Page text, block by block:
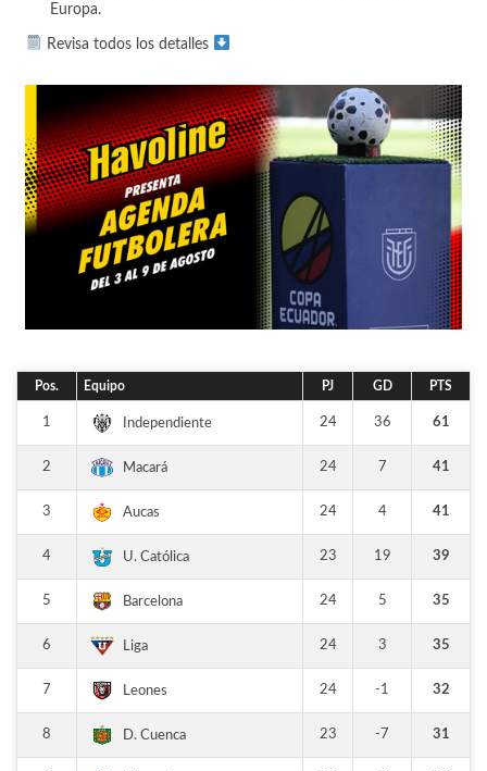
Europa.
Revisa todos los detalles
Pos. Equipo PJ GD PTS
1 Independiente 24 36 61
2 Macará 24 7 41
3 Aucas 24 4 41
4 U. Católica 23 19 39
5 Barcelona 24 5 35
6 Liga 24 3 35
7 Leones 24 -1 32
8 D. Cuenca 23 -7 31